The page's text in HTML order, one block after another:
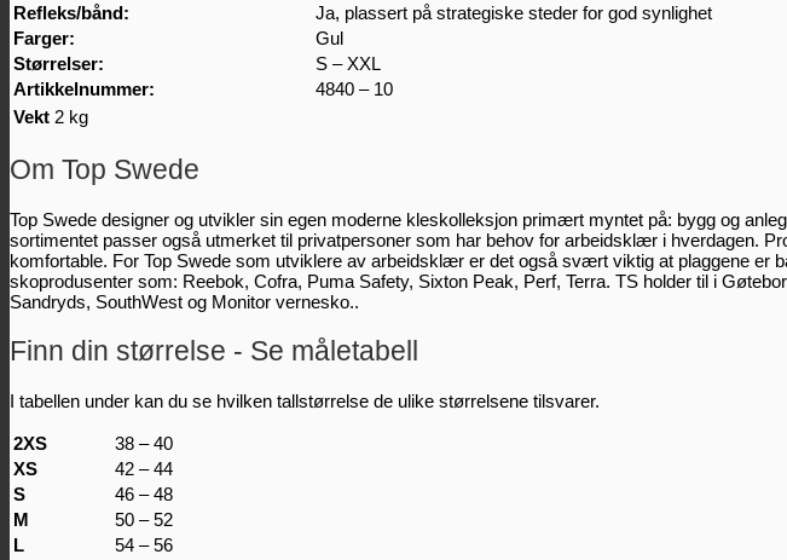
Refleks/bånd:
Ja, plassert på strategiske steder for god synlighet
Farger:
Gul
Størrelser:
S – XXL
Artikkelnummer:
4840 – 10
Vekt 2 kg
Om Top Swede
Top Swede designer og utvikler sin egen moderne kleskolleksjon primært myntet på: bygg og
sortimentet passer også utmerket til privatpersoner som har behov for arbeidsklær i hverdagen.
komfortable. For Top Swede som utviklere av arbeidsklær er det også svært viktig at plaggene er
skoprodusenter som: Reebok, Cofra, Puma Safety, Sixton Peak, Perf, Terra. TS holder til i
Sandryds, SouthWest og Monitor vernesko..
Finn din størrelse - Se måletabell
I tabellen under kan du se hvilken tallstørrelse de ulike størrelsene tilsvarer.
2XS
38 – 40
XS
42 – 44
S
46 – 48
M
50 – 52
L
54 – 56